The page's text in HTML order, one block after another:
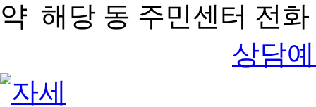
해당 동 주민센터 전
상담